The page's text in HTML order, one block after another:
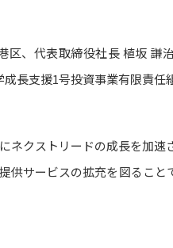
、代表取締役社長 植坂 謙
長支援1号投資事業有限責任
ネクストリードの成長を加速
供サービスの拡充を図ること